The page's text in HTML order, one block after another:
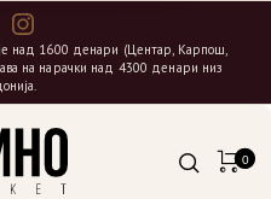
над 1600 денари (Центар, Карпош,
на нарачки над 4300 денари низ
0